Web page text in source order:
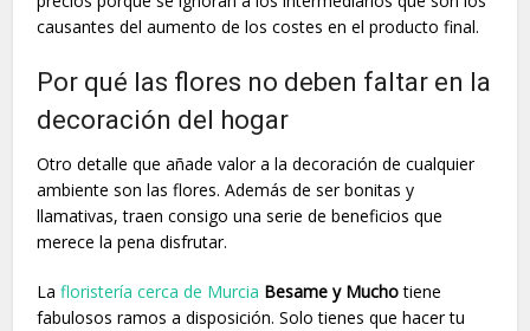
causantes del aumento de los costes en el producto final.
Por qué las flores no deben faltar en la
decoración del hogar
Otro detalle que añade valor a la decoración de cualquier
ambiente son las flores. Además de ser bonitas y
llamativas, traen consigo una serie de beneficios que
merece la pena disfrutar.
Lafloristería cerca de Murcia Besame y Muchotiene
fabulosos ramos a disposición. Solo tienes que hacer tu